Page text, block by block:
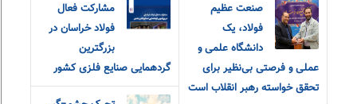
صنعت عظیم
فولاد، یک
دانشگاه علمی و
عملی و فرصتی بی‌نظیر برای
تحقق خواسته رهبر انقلاب است
مشارکت فعال
فولاد خراسان در
بزرگترین
گردهمایی صنایع فلزی کشور